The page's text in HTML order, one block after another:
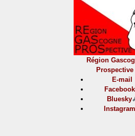
Région
Prospective
E-mail
Facebook
Bluesky
Instagram